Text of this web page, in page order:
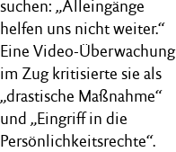
suchen: „Alleingänge
helfen uns nicht weiter.“
Eine Video-Überwachung
im Zug kritisierte sie als
„drastische Maßnahme“
und „Eingriff in die
Persönlichkeitsrechte“.